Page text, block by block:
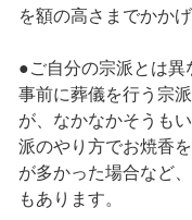
を額の高さまでかか
●ご自分の宗派とは異
事前に葬儀を行う宗
が、なかなかそうも
派のやり方でお焼香
が多かった場合など
もあります。